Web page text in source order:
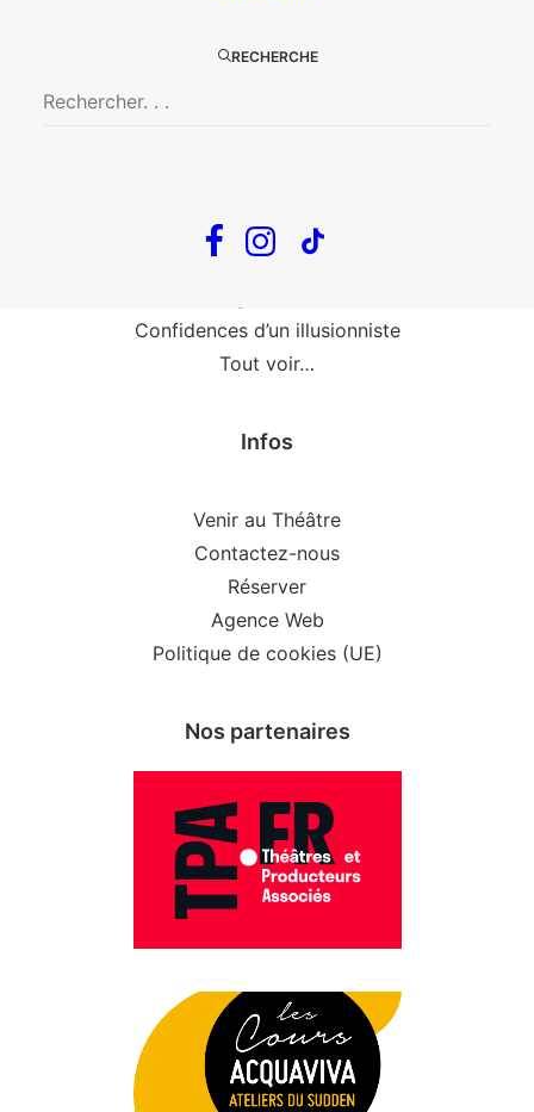
RECHERCHE
The Loop
Confidences d’un illusionniste
Tout voir…
Infos
Venir au Théâtre
Contactez-nous
Réserver
Agence Web
Politique de cookies (UE)
Nos partenaires